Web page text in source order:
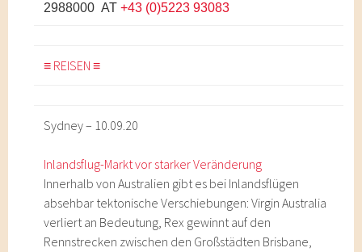
2988000 AT+43 (0)5223 93083
≡ REISEN ≡
Sydney – 10.09.20
Inlandsflug-Markt vor starker Veränderung
Innerhalb von Australien gibt es bei Inlandsflügen
absehbar tektonische Verschiebungen: Virgin Australia
verliert an Bedeutung, Rex gewinnt auf den
Rennstrecken zwischen den Großstädten Brisbane,